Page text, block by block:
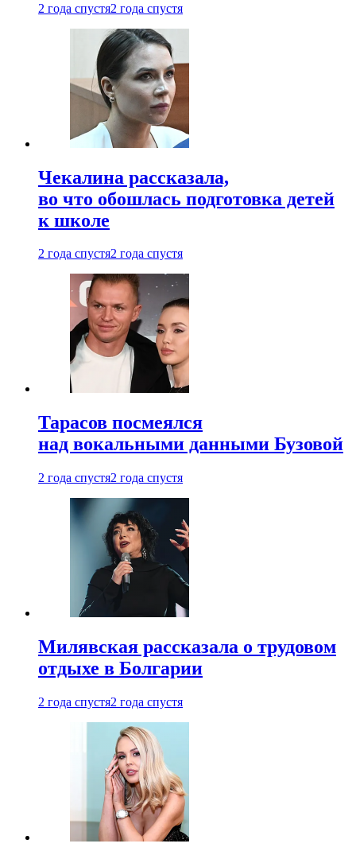
2 года спустя2 года спустя
Чекалина рассказала,
во что обошлась подготовка детей
к школе
2 года спустя2 года спустя
Тарасов посмеялся
над вокальными данными Бузовой
2 года спустя2 года спустя
Милявская рассказала о трудовом
отдыхе в Болгарии
2 года спустя2 года спустя